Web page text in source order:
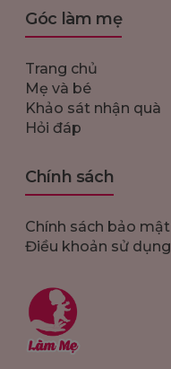
Góc làm mẹ
Trang chủ
Mẹ và bé
Khảo sát nhận quà
Hỏi đáp
Chính sách
Chính sách bảo mật
Điều khoản sử dụng